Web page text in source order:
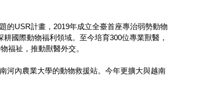
的USR計畫，2019年成立全臺首座專治弱勢動物
國際動物福利領域。至今培育300位專業獸醫，
福祉，推動獸醫外交。
河內農業大學的動物救援站。今年更擴大與越南